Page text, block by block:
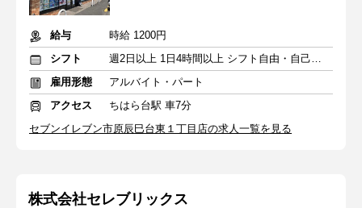
給与
時給 1200円
シフト
週2日以上 1日4時間以上 シフト自由・自己申告
雇用形態
アルバイト・パート
アクセス
ちはら台駅 車7分
セブンイレブン市原辰巳台東１丁目店の求人一覧を見る
株式会社セレブリックス